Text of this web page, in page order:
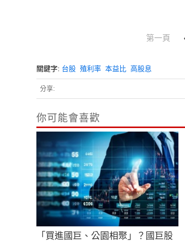
第一頁
關鍵字: 台股 殖利率 本益比 高股息
分享:
你可能會喜歡
「買進國巨、公園相聚」？國巨股